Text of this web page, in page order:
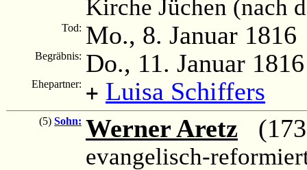
Kirche Jüchen (nach
Tod: Mo., 8. Januar 1816
Begräbnis: Do., 11. Januar 1816
Ehepartner: + Luisa Schiffers
(5) Sohn: Werner Aretz
evangelisch-